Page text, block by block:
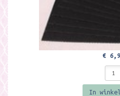
€
In